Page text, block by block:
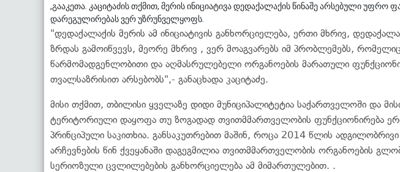
,გააკეთა. კაციტაძის თქმით, მერის ინიციატივა დედაქალაქის წინაშე არსებული უფრო
დარეგულირებას ვერ უზრუნველყოფს.
"დედაქალაქის მერის ამ ინიციატივის განხორციელება, ერთი მხრივ,
ზრდას გამოიწვევს, მეორე მხრივ , ვერ მოაგვარებს იმ პრობლემებს,
წარმომადგენლობითი და აღმასრულებელი ორგანოების მარათული
თვალსაზრისით არსებობს",- განაცხადა კაციტაძე.
მისი თქმით, თბილისი ყველაზე დიდი მუნიციპალიტეტია საქართველოში და
ტერიტორიული დაყოფა თუ ზოგადად თვითმმართველობის ფუნქციონირება
პრინციპული საკითხია. განსაკუთრებით მაშინ, როცა 2014 წლის
არჩევნების წინ ქვეყანაში დაგეგმილია თვითმმართველობის ორგანოების
სერიოზული ცვლილებების განხორციელება ამ მიმართულებით. .